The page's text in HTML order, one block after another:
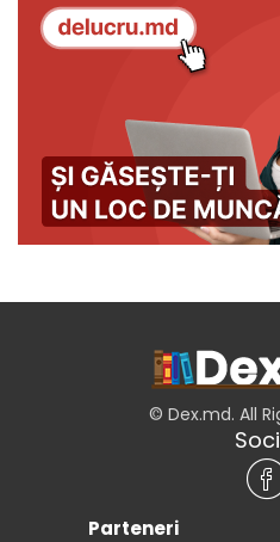
© Dex.md. All
Parteneri